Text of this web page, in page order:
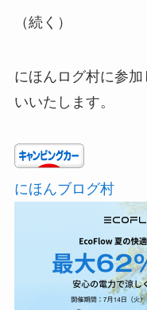
（続く）
にほんログ村に参
いいたします。
にほんブログ村